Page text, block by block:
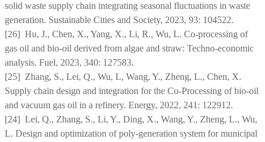
solid waste supply chain integrating seasonal fluctuations in waste
generation. Sustainable Cities and Society, 2023, 93: 104522.
[26] Hu, J., Chen, X., Yang, X., Li, R., Wu, L. Co-processing of
gas oil and bio-oil derived from algae and straw: Techno-economic
analysis. Fuel, 2023, 340: 127583.
[25] Zhang, S., Lei, Q., Wu, L, Wang, Y., Zheng, L., Chen, X.
Supply chain design and integration for the Co-Processing of bio-oil
and vacuum gas oil in a refinery. Energy, 2022, 241: 122912.
[24] Lei, Q., Zhang, S., Li, Y., Ding, X., Wang, Y., Zheng, L., Wu,
L. Design and optimization of poly-generation system for municipal